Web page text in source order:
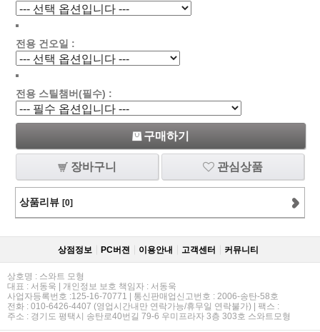
전용 건오일 :
전용 스틸챔버(필수) :
구매하기
장바구니 관심상품
상품리뷰 [0]
상점정보 PC버젼 이용안내 고객센터 커뮤니티
상호명 : 스와트 모형
대표 : 서동욱 | 개인정보 보호 책임자 : 서동욱
사업자등록번호 :125-16-70771 | 통신판매업신고번호 : 2006-송탄-58호
전화 : 010-6426-4407 (영업시간내만 연락가능/휴무일 연락불가) | 팩스 :
주소 : 경기도 평택시 송탄로40번길 79-6 우미프라자 3층 303호 스와트모형